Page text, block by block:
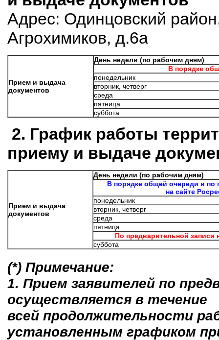
Адрес: Одинцовский
Агрохимиков, д.6а
Прием и выдача
документов
День недели (по рабочим дням)
В порядке
понедельник
вторник, четверг
среда
пятница
суббота
2. График работы
приему и выдаче
Прием и выдача
документов
День недели (по рабочим дням)
В порядке общей очереди и по
на сайте
понедельник
вторник, четверг
среда
пятница
По предварительной записи
суббота
(*) Примечание:
1. Прием заявителей по
осуществляется в течение
всей продолжительности
установленным графиком